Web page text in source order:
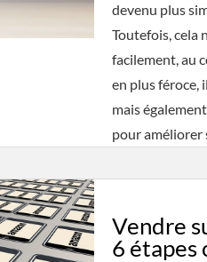
devenu plus
Toutefois, cela
facilement, au
en plus féroce,
mais
pour améliorer
Vendre
6 étapes